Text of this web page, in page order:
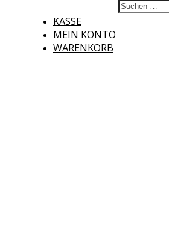
KASSE
MEIN KONTO
WARENKORB